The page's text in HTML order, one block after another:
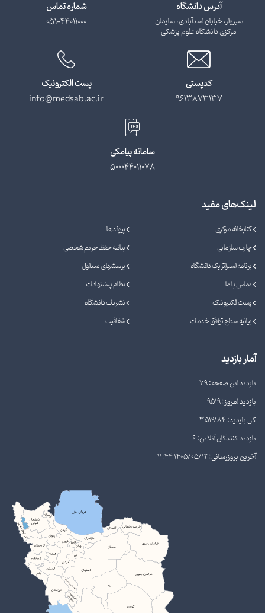
آدرس دانشگاه
سبزوار، خیابان اسدآبادی، سازمان
مرکزی دانشگاه علوم پزشکی
شماره تماس
051-44011000
کدپستی
9613873137
پست الکترونیک
info@medsab.ac.ir
سامانه پیامکی
500044011078
لینک‌های مفید
کتابخانه مرکزی
پیوندها
چارت سازمانی
بیانیه حفظ حریم شخصی
برنامه استراتژیک دانشگاه
پرسشهای متداول
تماس با ما
نظام پیشنهادات
پست الکترونیک
نشریات دانشگاه
بیانیه سطح توافق خدمات
شفافیت
آمار بازدید
بازدید این صفحه: 79
بازدید امروز: 9519
کل بازدید: 3519184
بازدید کنندگان آنلاین: 6
آخرین بروزرسانی: 1405/05/12 11:44